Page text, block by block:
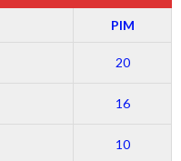
PIM
20
16
10